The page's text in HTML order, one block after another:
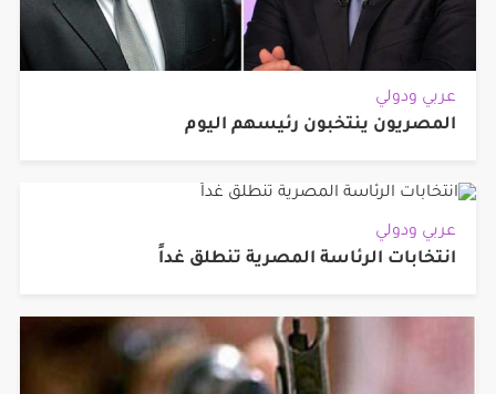
عربي ودولي
المصريون ينتخبون رئيسهم اليوم
عربي ودولي
انتخابات الرئاسة المصرية تنطلق غداً